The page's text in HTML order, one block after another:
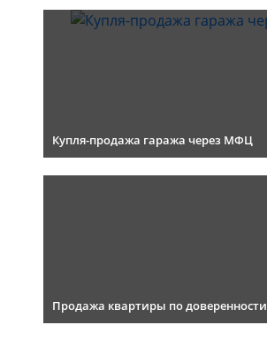
Купля-продажа гаража через МФЦ
Продажа квартиры по доверенности